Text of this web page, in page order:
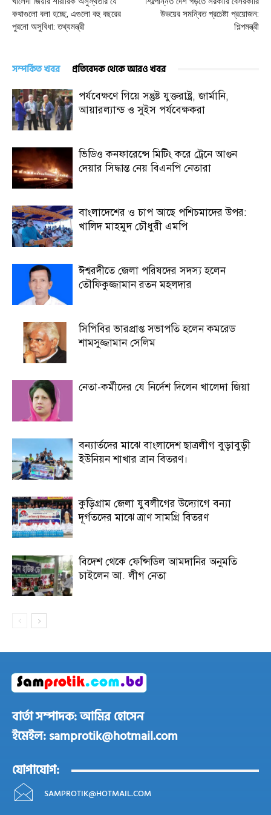
কথাগুলো বলা হচ্ছে, এগুলো বহু বছরের
পুরনো অসুবিধা: তথ্যমন্ত্রী
উভয়ের সমন্বিত প্রচেষ্টা প্রয়োজন:
শিল্পমন্ত্রী
সম্পর্কিত খবর প্রতিবেদক থেকে আরও খবর
পর্যবেক্ষণে গিয়ে সন্তুষ্ট যুক্তরাষ্ট্র, জার্মানি,
আয়ারল্যান্ড ও সুইস পর্যবেক্ষকরা
ভিডিও কনফারেন্সে মিটিং করে ট্রেনে আগুন
দেয়ার সিদ্ধান্ত নেয় বিএনপি নেতারা
বাংলাদেশের ও চাপ আছে পশিচমাদের উপর:
খালিদ মাহমুদ চৌধুরী এমপি
ঈশ্বরদীতে জেলা পরিষদের সদস্য হলেন
তৌফিকুজ্জামান রতন মহলদার
সিপিবির ভারপ্রাপ্ত সভাপতি হলেন কমরেড
শামসুজ্জামান সেলিম
নেতা-কর্মীদের যে নির্দেশ দিলেন খালেদা জিয়া
বন্যার্তদের মাঝে বাংলাদেশ ছাত্রলীগ বুড়াবুড়ী
ইউনিয়ন শাখার ত্রান বিতরণ।
কুড়িগ্রাম জেলা যুবলীগের উদ্যোগে বন্যা
দূর্গতদের মাঝে ত্রাণ সামগ্রি বিতরণ
বিদেশ থেকে ফেন্সিডিল আমদানির অনুমতি
চাইলেন আ. লীগ নেতা
বার্তা সম্পাদক: আমির হোসেন
ইমেইল: samprotik@hotmail.com
যোগাযোগ:
SAMPROTIK@HOTMAIL.COM